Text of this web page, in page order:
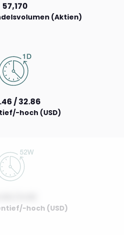
57,170
(Aktien)
/ 32.86
hoch (USD)
hoch (USD)